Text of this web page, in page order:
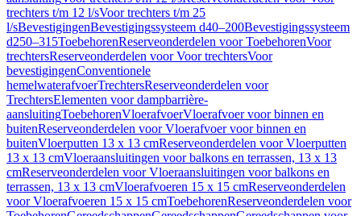
trechters t/m 12 l/sVoor trechters t/m 25
l/sBevestigingenBevestigingssysteem d40–200Bevestigingssysteem
d250–315ToebehorenReserveonderdelen voor ToebehorenVoor
trechtersReserveonderdelen voor Voor trechtersVoor
bevestigingenConventionele
hemelwaterafvoerTrechtersReserveonderdelen voor
TrechtersElementen voor dampbarrière-
aansluitingToebehorenVloerafvoerVloerafvoer voor binnen en
buitenReserveonderdelen voor Vloerafvoer voor binnen en
buitenVloerputten 13 x 13 cmReserveonderdelen voor Vloerputten
13 x 13 cmVloeraansluitingen voor balkons en terrassen, 13 x 13
cmReserveonderdelen voor Vloeraansluitingen voor balkons en
terrassen, 13 x 13 cmVloerafvoeren 15 x 15 cmReserveonderdelen
voor Vloerafvoeren 15 x 15 cmToebehorenReserveonderdelen voor